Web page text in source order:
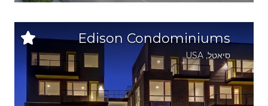
Edison Condominiums
סיאטל,
USA